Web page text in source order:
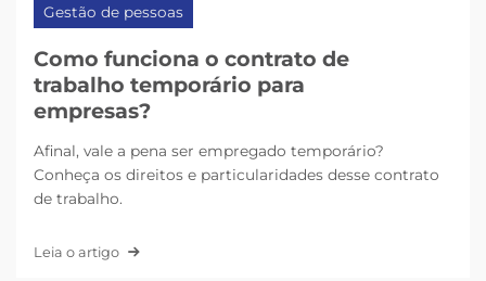
Gestão de pessoas
Como funciona o contrato de
trabalho temporário para
empresas?
Afinal, vale a pena ser empregado temporário?
Conheça os direitos e particularidades desse contrato
de trabalho.
Leia o artigo